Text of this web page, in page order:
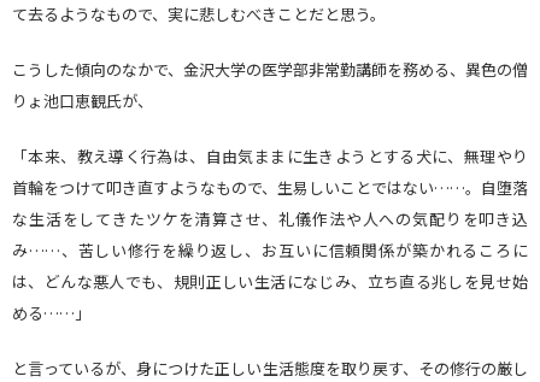
て去るようなもので、実に悲しむべきことだと思う。
こうした傾向のなかで、金沢大学の医学部非常勤講師を務める、異色の僧
りょ池口恵観氏が、
「本来、教え導く行為は、自由気ままに生きようとする犬に、無理やり
首輪をつけて叩き直すようなもので、生易しいことではない……。自堕落
な生活をしてきたツケを清算させ、礼儀作法や人への気配りを叩き込
み……、苦しい修行を繰り返し、お互いに信頼関係が築かれるころに
は、どんな悪人でも、規則正しい生活になじみ、立ち直る兆しを見せ始
める……」
と言っているが、身につけた正しい生活態度を取り戻す、その修行の厳し